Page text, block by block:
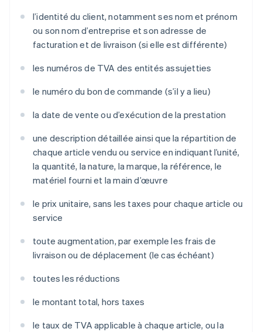
l’identité du client, notamment ses nom et prénom
ou son nom d’entreprise et son adresse de
facturation et de livraison (si elle est différente)
les numéros de TVA des entités assujetties
le numéro du bon de commande (s’il y a lieu)
la date de vente ou d’exécution de la prestation
une description détaillée ainsi que la répartition de
chaque article vendu ou service en indiquant l’unité,
la quantité, la nature, la marque, la référence, le
matériel fourni et la main d’œuvre
le prix unitaire, sans les taxes pour chaque article ou
service
toute augmentation, par exemple les frais de
livraison ou de déplacement (le cas échéant)
toutes les réductions
le montant total, hors taxes
le taux de TVA applicable à chaque article, ou la